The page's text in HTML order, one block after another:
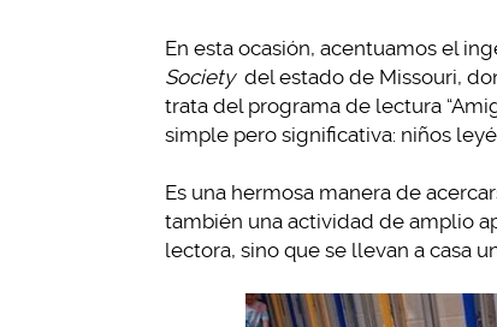
En esta ocasión, acentuamos el
Society del estado de Missouri,
trata del programa de lectura
simple pero significativa: niños
Es una hermosa manera de
también una actividad de amplio
lectora, sino que se llevan a casa